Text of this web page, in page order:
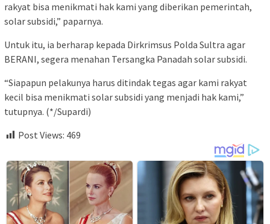
rakyat bisa menikmati hak kami yang diberikan pemerintah,
solar subsidi,” paparnya.
Untuk itu, ia berharap kepada Dirkrimsus Polda Sultra agar
BERANI, segera menahan Tersangka Panadah solar subsidi.
“Siapapun pelakunya harus ditindak tegas agar kami rakyat
kecil bisa menikmati solar subsidi yang menjadi hak kami,”
tutupnya. (*/Supardi)
Post Views: 469